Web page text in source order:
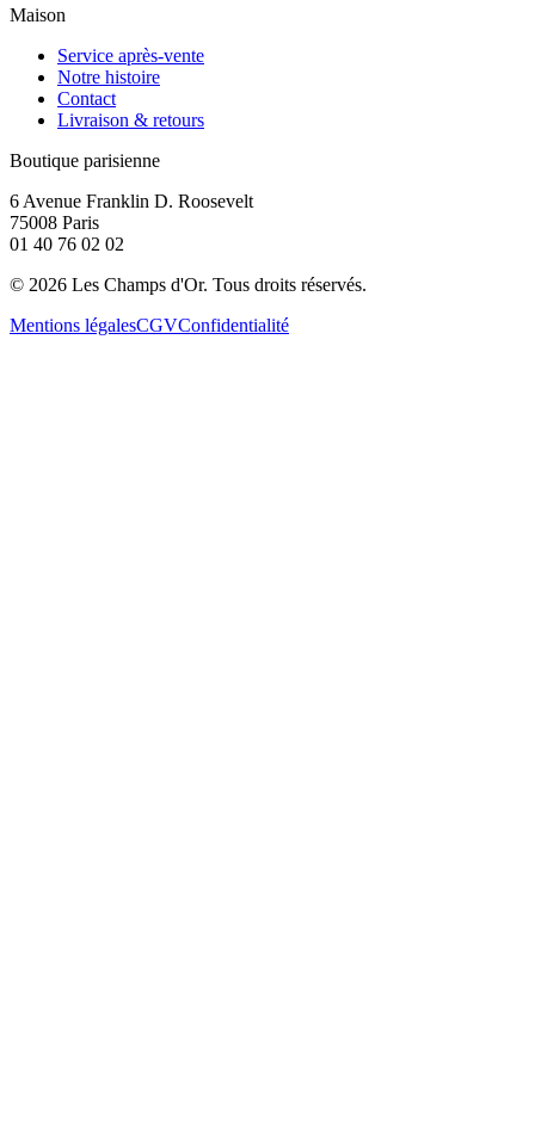
Maison
Service après-vente
Notre histoire
Contact
Livraison & retours
Boutique parisienne
6 Avenue Franklin D. Roosevelt
75008 Paris
01 40 76 02 02
© 2026 Les Champs d'Or. Tous droits réservés.
Mentions légalesCGVConfidentialité